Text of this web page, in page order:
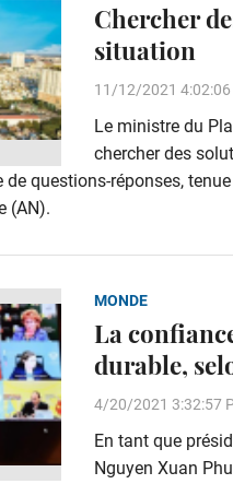
Chercher
situation
11/12/2021 4:02:06
Le ministre du
chercher des
questions-réponses,
(AN).
MONDE
La
durable,
4/20/2021 3:32:57
En tant que
Nguyen Xuan